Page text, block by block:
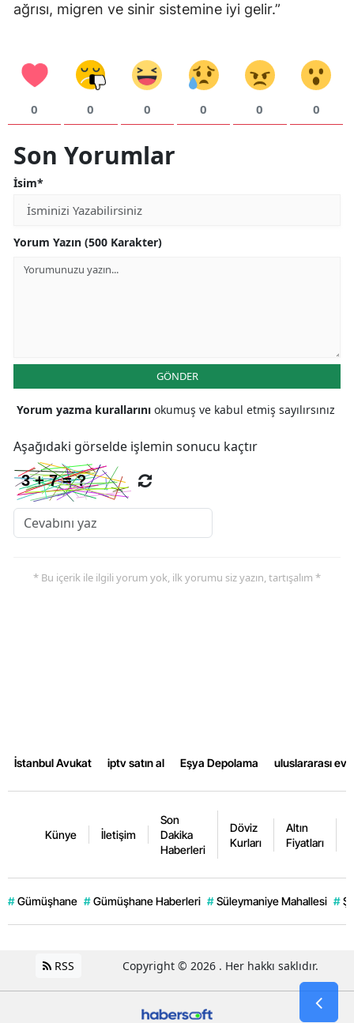
Zonguldak
Bayburt
Karabük
Kilis
Osmaniye
ağrısı, migren ve sinir sistemine iyi gelir.”
0 0 0 0 0 0
Son Yorumlar
İsim*
Yorum Yazın (500 Karakter)
GÖNDER
Yorum yazma kurallarını okumuş ve kabul etmiş sayılırsınız
Aşağıdaki görselde işlemin sonucu kaçtır
* Bu içerik ile ilgili yorum yok, ilk yorumu siz yazın, tartışalım *
İstanbul Avukat iptv satın al Eşya Depolama uluslararası
Künye İletişim
Son
Dakika
Haberleri
Döviz
Kurları
Altın
Fiyatları
# Gümüşhane # Gümüşhane Haberleri # Süleymaniye Mahallesi #
RSS Copyright © 2026 . Her hakkı saklıdır.